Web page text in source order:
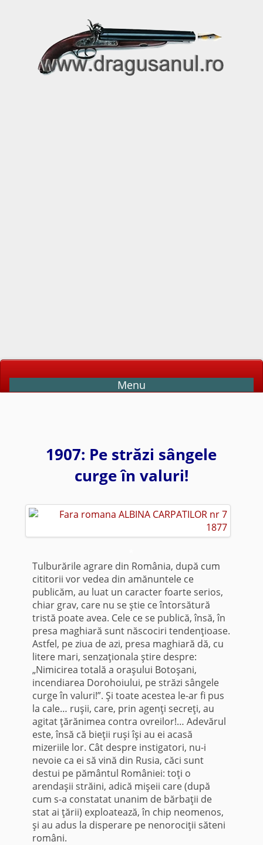
Menu
1907: Pe străzi sângele
curge în valuri!
Tulburările agrare din România, după cum
cititorii vor vedea din amănuntele ce
publicăm, au luat un caracter foarte serios,
chiar grav, care nu se ştie ce întorsătură
tristă poate avea. Cele ce se publică, însă, în
presa maghiară sunt născociri tendenţioase.
Astfel, pe ziua de azi, presa maghiară dă, cu
litere mari, senzaţionala ştire despre:
„Nimicirea totală a oraşului Botoşani,
incendiarea Dorohoiului, pe străzi sângele
curge în valuri!”. Şi toate acestea le-ar fi pus
la cale… ruşii, care, prin agenţi secreţi, au
agitat ţărănimea contra ovreilor!… Adevărul
este, însă că bieţii ruşi îşi au ei acasă
mizeriile lor. Cât despre instigatori, nu-i
nevoie ca ei să vină din Rusia, căci sunt
destui pe pământul României: toţi o
arendaşii străini, adică mişeii care (după
cum s-a constatat unanim de bărbaţii de
stat ai ţării) exploatează, în chip neomenos,
şi au adus la disperare pe nenorociţii săteni
români.